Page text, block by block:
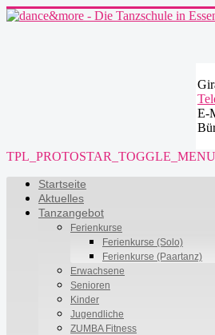
E-
TPL_PROTOSTAR_TOGGLE_MENU
Startseite
Aktuelles
Tanzangebot
Ferienkurse
Ferienkurse (Solo)
Ferienkurse (Paartanz)
Erwachsene
Senioren
Kinder
Jugendliche
ZUMBA Fitness